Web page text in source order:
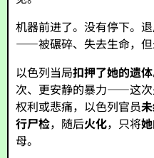
机器前进了。没有停下。
——被碾碎、失去生命，但
以色列当局扣押了她的遗体
次、更安静的暴力——这次
权利或悲痛，以色列官员
行尸检，随后火化，只将
母。